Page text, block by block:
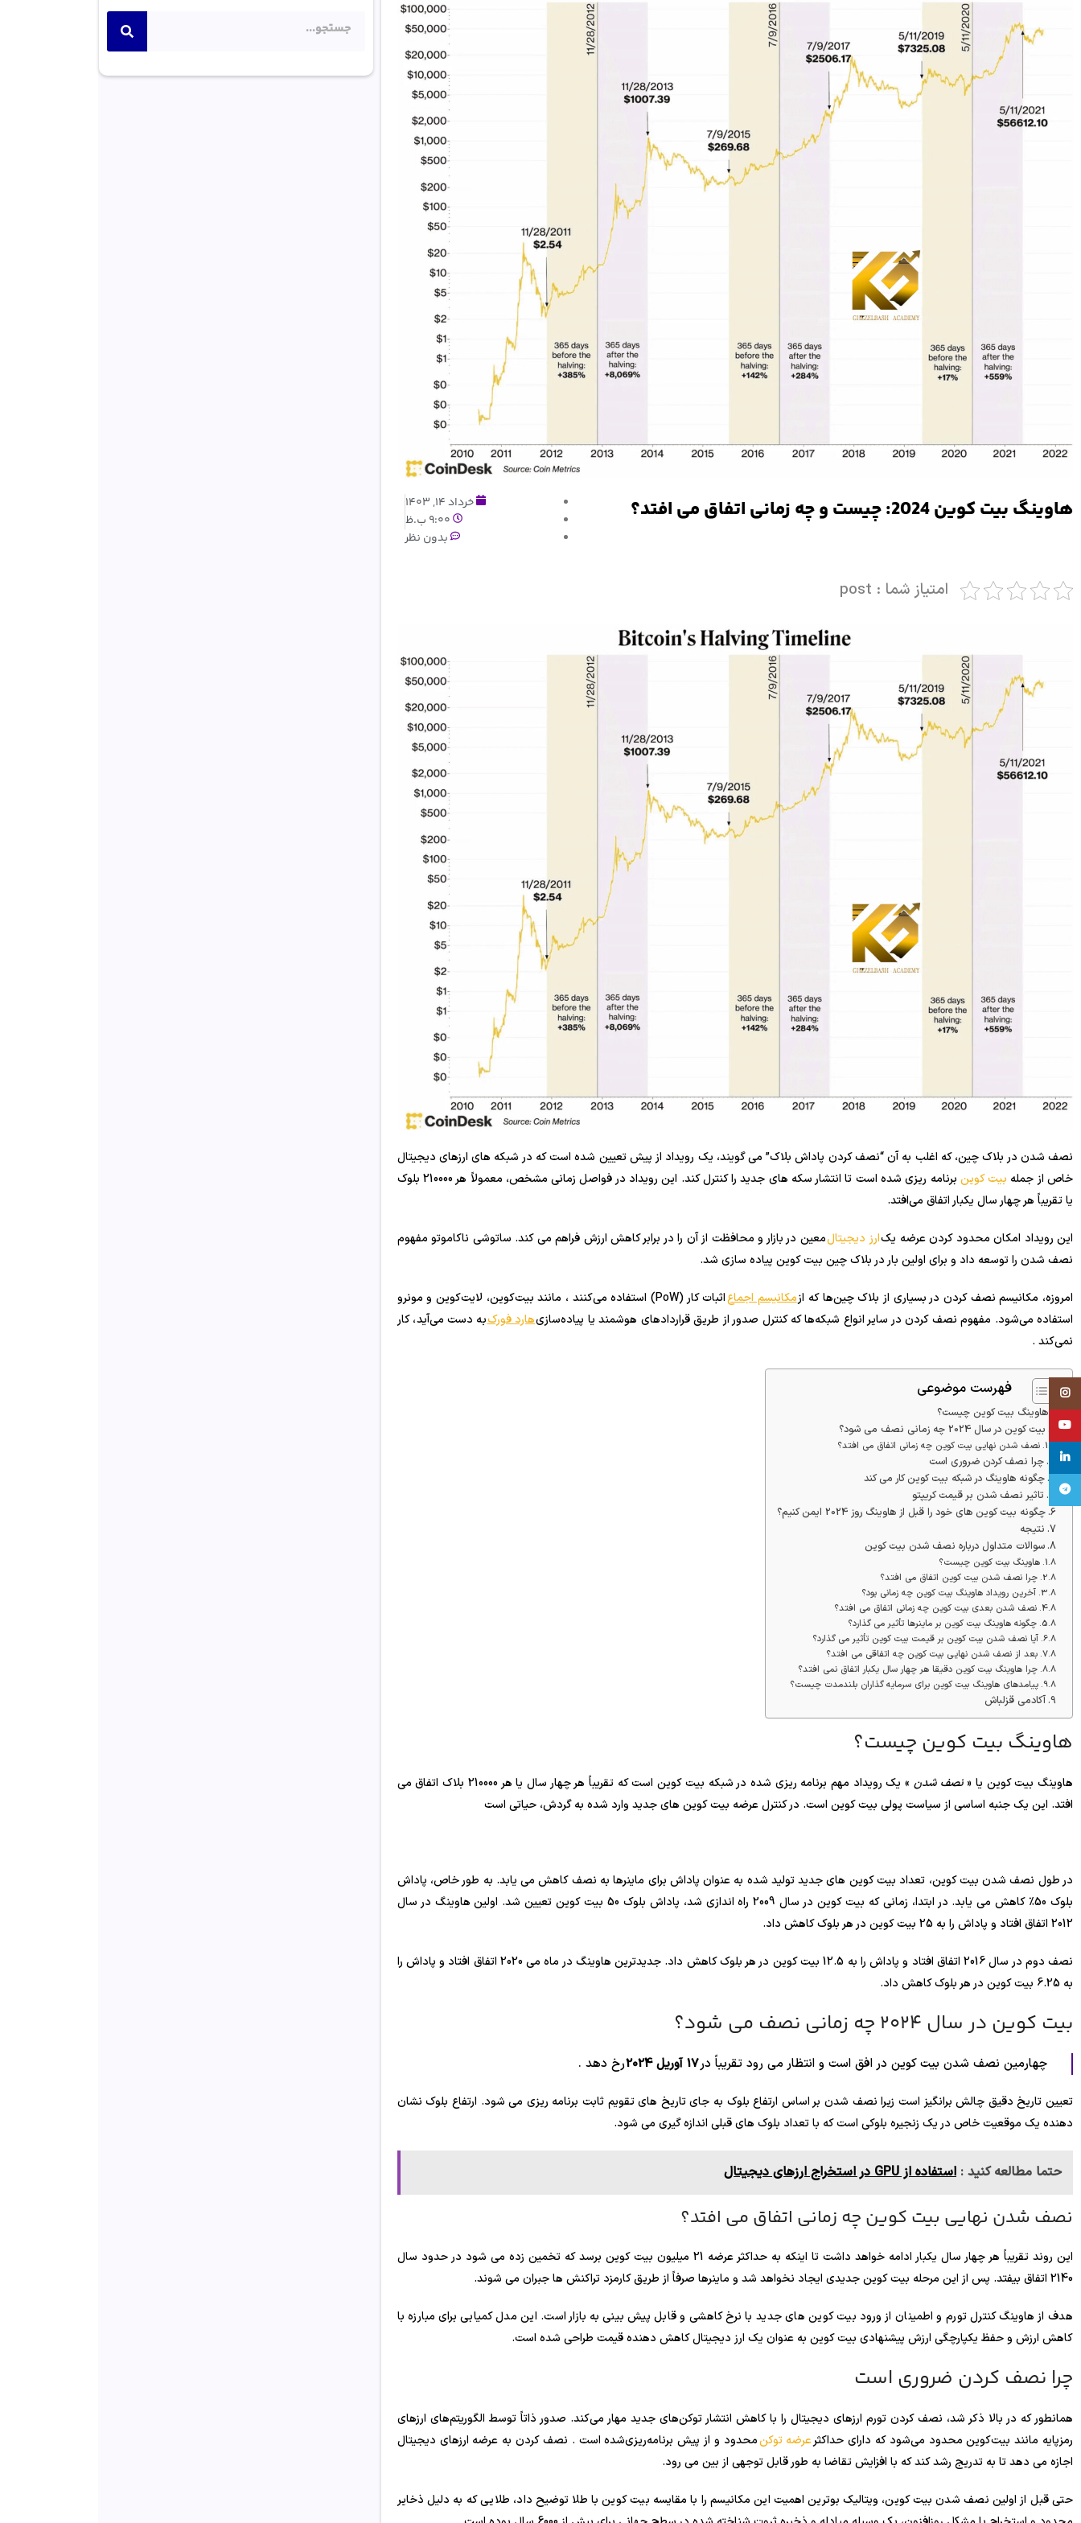
هاوینگ بیت کوین 2024: چیست و چه زمانی اتفاق می افتد؟
خرداد 14, 1403
9:00 ب.ظ
بدون نظر
امتیاز شما : post
نصف شدن در بلاک چین، که اغلب به آن “نصف کردن پاداش بلاک” می گویند، یک رویداد از پیش تعیین شده است که در شبکه های ارزهای دیجیتال
خاص از جمله بیت کوین
برنامه ریزی شده است تا انتشار سکه های جدید را کنترل کند. این رویداد در فواصل زمانی مشخص، معمولاً هر 210000 بلوک
یا تقریباً هر چهار سال یکبار اتفاق می‌افتد.
این رویداد امکان محدود کردن عرضه یکارز دیجیتالمعین در بازار و محافظت از آن را در برابر کاهش ارزش فراهم می کند. ساتوشی ناکاموتو مفهوم
نصف شدن را توسعه داد و برای اولین بار در بلاک چین بیت کوین پیاده سازی شد.
امروزه، مکانیسم نصف کردن در بسیاری از بلاک چین‌ها که ازمکانیسم اجماع
اثبات کار (PoW) استفاده می‌کنند ، مانند بیت‌کوین، لایت‌کوین و مونرو
استفاده می‌شود. مفهوم نصف کردن در سایر انواع شبکه‌ها که کنترل صدور از طریق قراردادهای هوشمند یا پیاده‌سازیهارد فورکبه دست می‌آید، کار
نمی‌کند .
فهرست موضوعی
هاوینگ بیت کوین چیست؟
بیت کوین در سال 2024 چه زمانی نصف می شود؟
نصف شدن نهایی بیت کوین چه زمانی اتفاق می افتد؟
چرا نصف کردن ضروری است
چگونه هاوینگ در شبکه بیت کوین کار می کند
تاثیر نصف شدن بر قیمت کریپتو
چگونه بیت کوین های خود را قبل از هاوینگ روز 2024 ایمن کنیم؟
نتیجه
سوالات متداول درباره نصف شدن بیت کوین
هاوینگ بیت کوین چیست؟
چرا نصف شدن بیت کوین اتفاق می افتد؟
آخرین رویداد هاوینگ بیت کوین چه زمانی بود؟
نصف شدن بعدی بیت کوین چه زمانی اتفاق می افتد؟
چگونه هاوینگ بیت کوین بر ماینرها تأثیر می گذارد؟
آیا نصف شدن بیت کوین بر قیمت بیت کوین تأثیر می گذارد؟
بعد از نصف شدن نهایی بیت کوین چه اتفاقی می افتد؟
چرا هاوینگ بیت کوین دقیقا هر چهار سال یکبار اتفاق نمی افتد؟
پیامدهای هاوینگ بیت کوین برای سرمایه گذاران بلندمدت چیست؟
آکادمی قزلباش
هاوینگ بیت کوین چیست؟
هاوینگ بیت کوین یا «نصف شدن
» یک رویداد مهم برنامه ریزی شده در شبکه بیت کوین است که تقریباً هر چهار سال یا هر 210000 بلاک اتفاق می
افتد. این یک جنبه اساسی از سیاست پولی بیت کوین است. در کنترل عرضه بیت کوین های جدید وارد شده به گردش، حیاتی است
در طول نصف شدن بیت کوین، تعداد بیت کوین های جدید تولید شده به عنوان پاداش برای ماینرها به نصف کاهش می یابد. به طور خاص، پاداش
بلوک 50٪ کاهش می یابد. در ابتدا، زمانی که بیت کوین در سال 2009 راه اندازی شد، پاداش بلوک 50 بیت کوین تعیین شد. اولین هاوینگ در سال
2012 اتفاق افتاد و پاداش را به 25 بیت کوین در هر بلوک کاهش داد.
نصف دوم در سال 2016 اتفاق افتاد و پاداش را به 12.5 بیت کوین در هر بلوک کاهش داد. جدیدترین هاوینگ در ماه می 2020 اتفاق افتاد و پاداش را
به 6.25 بیت کوین در هر بلوک کاهش داد.
بیت کوین در سال 2024 چه زمانی نصف می شود؟
چهارمین نصف شدن بیت کوین در افق است و انتظار می رود تقریباً در17 آوریل 2024 رخ دهد .
تعیین تاریخ دقیق چالش برانگیز است زیرا نصف شدن بر اساس ارتفاع بلوک به جای تاریخ های تقویم ثابت برنامه ریزی می شود. ارتفاع بلوک نشان
دهنده یک موقعیت خاص در یک زنجیره بلوکی است که با تعداد بلوک های قبلی اندازه گیری می شود.
حتما مطالعه کنید : استفاده از GPU در استخراج ارزهای دیجیتال
نصف شدن نهایی بیت کوین چه زمانی اتفاق می افتد؟
این روند تقریباً هر چهار سال یکبار ادامه خواهد داشت تا اینکه به حداکثر عرضه 21 میلیون بیت کوین برسد که تخمین زده می شود در حدود سال
2140 اتفاق بیفتد. پس از این مرحله بیت کوین جدیدی ایجاد نخواهد شد و ماینرها صرفاً از طریق کارمزد تراکنش ها جبران می شوند.
هدف از هاوینگ کنترل تورم و اطمینان از ورود بیت کوین های جدید با نرخ کاهشی و قابل پیش بینی به بازار است. این مدل کمیابی برای مبارزه با
کاهش ارزش و حفظ یکپارچگی ارزش پیشنهادی بیت کوین به عنوان یک ارز دیجیتال کاهش دهنده قیمت طراحی شده است.
چرا نصف کردن ضروری است
همانطور که در بالا ذکر شد، نصف کردن تورم ارزهای دیجیتال را با کاهش انتشار توکن‌های جدید مهار می‌کند. صدور ذاتاً توسط الگوریتم‌های ارزهای
رمزپایه مانند بیت‌کوین محدود می‌شود که دارای حداکثرعرضه توکنمحدود و از پیش برنامه‌ریزی‌شده است . نصف کردن به عرضه ارزهای دیجیتال
اجازه می دهد تا به تدریج رشد کند که با افزایش تقاضا به طور قابل توجهی از بین می رود.
حتی قبل از اولین نصف شدن بیت کوین، ویتالیک بوترین اهمیت این مکانیسم را با مقایسه بیت کوین با طلا توضیح داد، طلایی که به دلیل ذخایر
Instagram
YouTube
linkedin
تلگرام